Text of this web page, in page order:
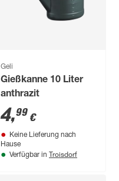
Geli
Gießkanne 10 Liter
anthrazit
4,99 €
Keine Lieferung nach
Hause
Verfügbar in Troisdorf